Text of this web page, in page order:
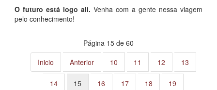
O futuro está logo ali. Venha com a gente nessa viagem
pelo conhecimento!
Página 15 de 60
Inicio
Anterior 10 11 12 13
14 15 16 17 18 19